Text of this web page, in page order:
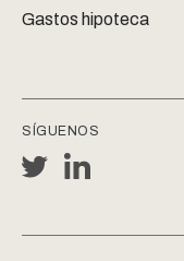
Gastos hipoteca
SÍGUENOS